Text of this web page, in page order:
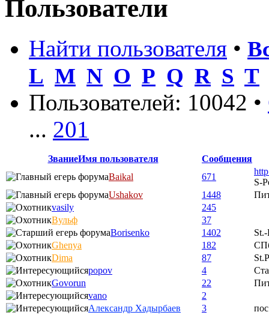
Пользователи
Найти пользователя •
L M N O P Q R S T
Пользователей: 10042 •
... 201
ЗваниеИмя пользователя
Сообщения
Baikal
671
S-
Ushakov
1448
vasily
245
Вульф
37
Borisenko
1402
Ghenya
182
Dima
87
popov
4
Govorun
22
vano
2
Александр Хадырбаев
3